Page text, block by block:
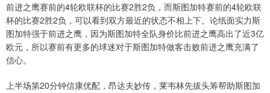
前进之鹰赛前的4轮欧联杯的比赛2胜2负，而斯图加特赛前的4轮欧联
杯的比赛2胜2负，可以看到双方最近的状态不相上下。论纸面实力斯
图加特强于前进之鹰，因为斯图加特全队身价比前进之鹰高出了近3亿
欧元，所以赛前有更多的球迷对于斯图加特做客击败前进之鹰充满了
信心。
上半场第20分钟信康优配，昂达夫妙传，莱韦林先拔头筹帮助斯图加